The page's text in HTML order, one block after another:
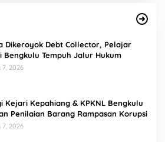
Dikeroyok Debt Collector, Pelajar
Bengkulu Tempuh Jalur Hukum
7, 2026
Kejari Kepahiang & KPKNL Bengkulu
Penilaian Barang Rampasan Korupsi
7, 2026